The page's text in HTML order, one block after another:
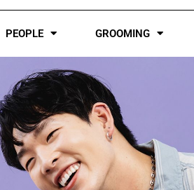
PEOPLE GROOMING